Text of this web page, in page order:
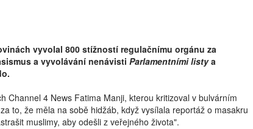
vyvolal 800 stížností regulačnímu orgánu za
a vyvolávání nenávisti Parlamentními listya
Channel 4 News Fatima Manji, kterou kritizoval v bulvárním
to, že měla na sobě hidžáb, když vysílala reportáž o masakru
muslimy, aby odešli z veřejného života".